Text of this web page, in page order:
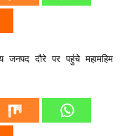
जनपद दौरे पर पहुंचे महामहिम